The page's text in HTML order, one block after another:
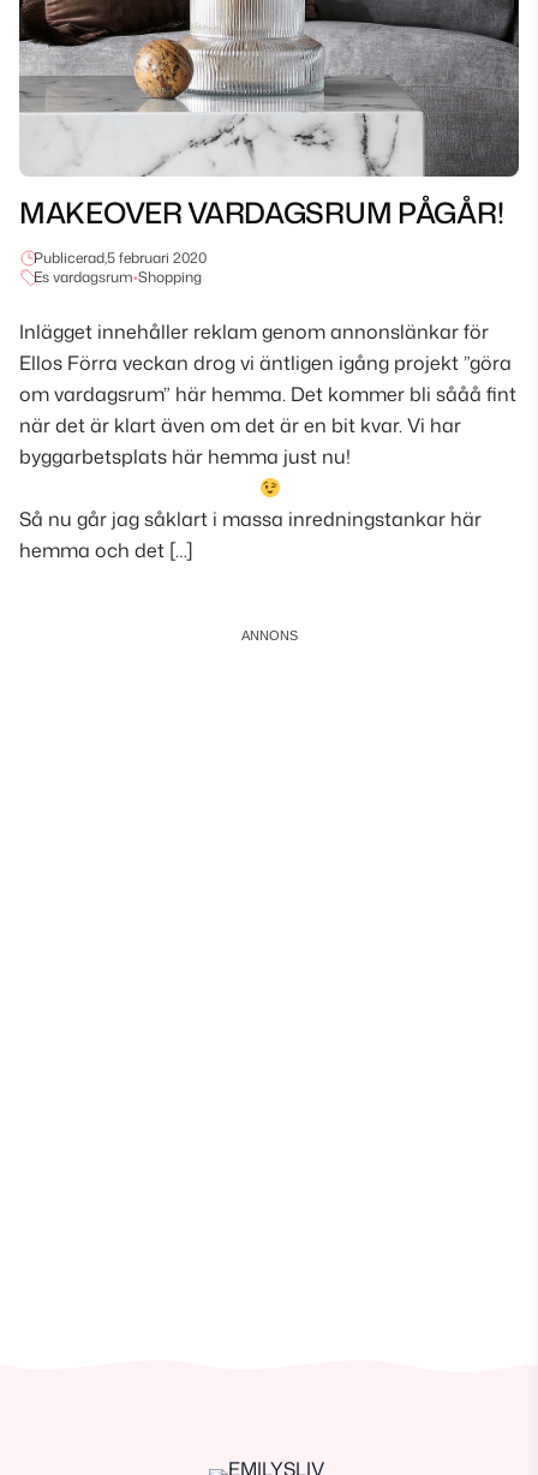
MAKEOVER VARDAGSRUM PÅGÅR!
Publicerad,5 februari 2020
Es vardagsrum•Shopping
Inlägget innehåller reklam genom annonslänkar för
Ellos Förra veckan drog vi äntligen igång projekt ”göra
om vardagsrum” här hemma. Det kommer bli sååå fint
när det är klart även om det är en bit kvar. Vi har
byggarbetsplats här hemma just nu!
Så nu går jag såklart i massa inredningstankar här
hemma och det […]